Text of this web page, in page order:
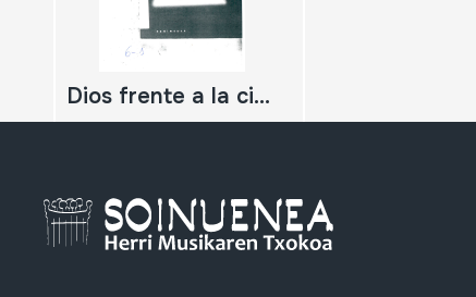
Dios frente a la ciencia